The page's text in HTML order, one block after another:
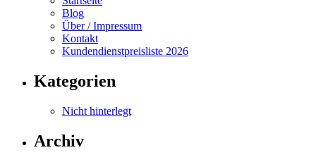
Blog
Über / Impressum
Kontakt
Kundendienstpreisliste 2026
Kategorien
Nicht hinterlegt
Archiv